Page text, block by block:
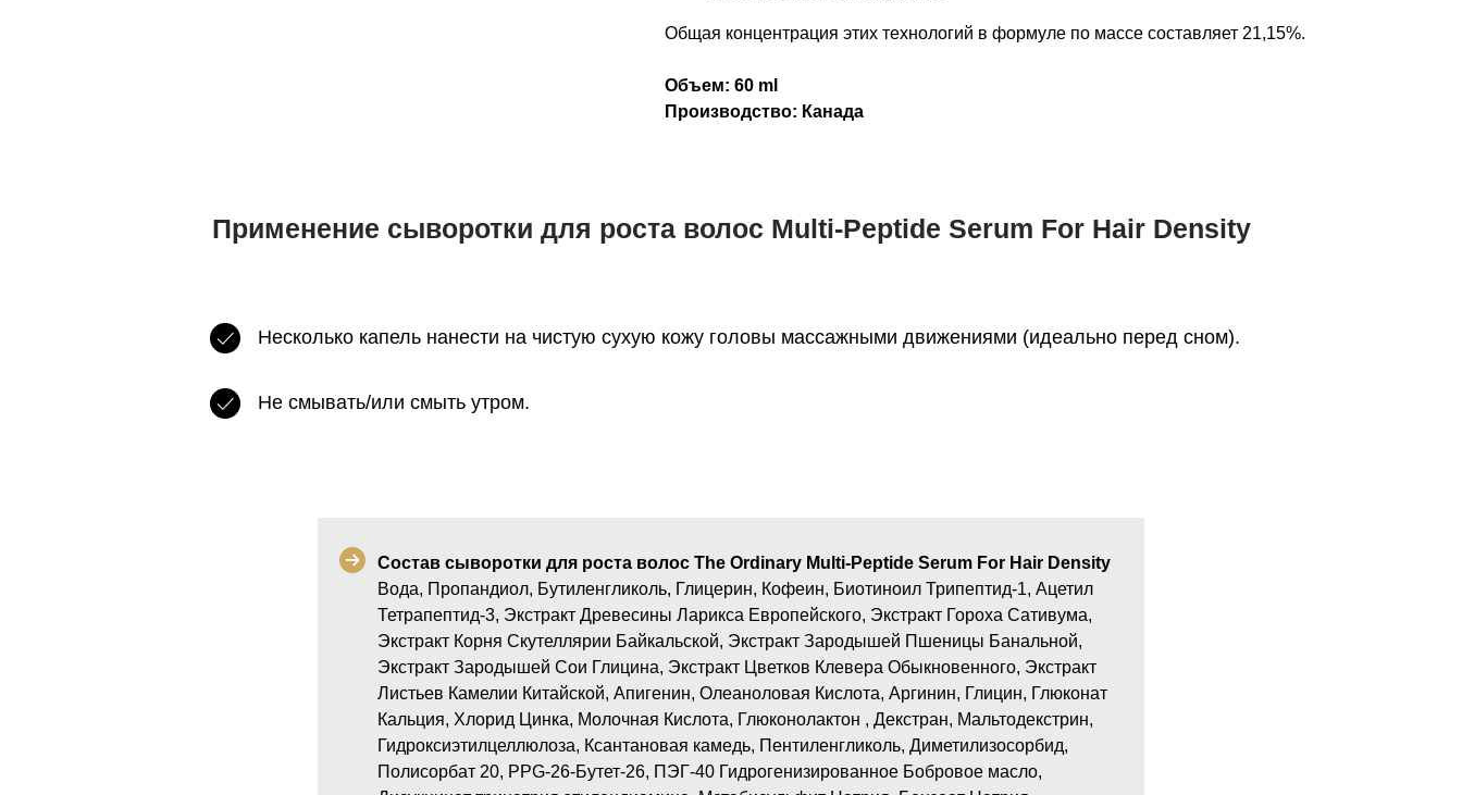
Общая концентрация этих технологий в формуле по массе составляет 21,15%.
Объем: 60 ml
Производство: Канада
Применение сыворотки для роста волос​ Multi-Peptide Serum For Hair Density
Несколько капель нанести на чистую сухую кожу головы массажными движениями (идеально перед сном).
Не смывать/или смыть утром.
Состав сыворотки для роста волос​ The Ordinary Multi-Peptide Serum For Hair Density
Вода, Пропандиол, Бутиленгликоль, Глицерин, Кофеин, Биотиноил Трипептид-1, Ацетил
Тетрапептид-3, Экстракт Древесины Ларикса Европейского, Экстракт Гороха Сативума,
Экстракт Корня Скутеллярии Байкальской, Экстракт Зародышей Пшеницы Банальной,
Экстракт Зародышей Сои Глицина, Экстракт Цветков Клевера Обыкновенного, Экстракт
Листьев Камелии Китайской, Апигенин, Олеаноловая Кислота, Аргинин, Глицин, Глюконат
Кальция, Хлорид Цинка, Молочная Кислота, Глюконолактон , Декстран, Мальтодекстрин,
Гидроксиэтилцеллюлоза, Ксантановая камедь, Пентиленгликоль, Диметилизосорбид,
Полисорбат 20, PPG-26-Бутет-26, ПЭГ-40 Гидрогенизированное Бобровое масло,